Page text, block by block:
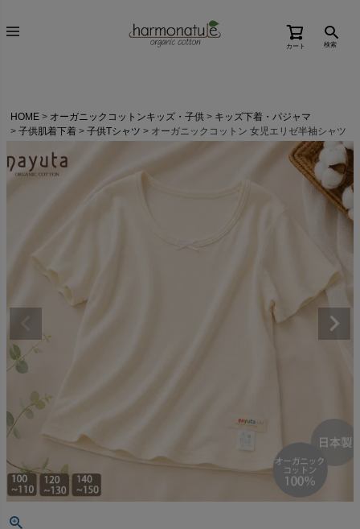
カート 検索
HOME オーガニックコットンキッズ・子供
キッズ下着・パジャマ
子供肌着下着
子供Tシャツ オーガニックコットン 女児エリゼ半袖シャツ